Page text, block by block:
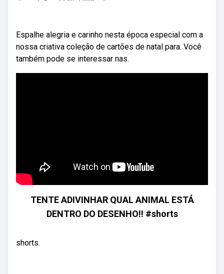
Espalhe alegria e carinho nesta época especial com a
nossa criativa coleção de cartões de natal para. Você
também pode se interessar nas.
TENTE ADIVINHAR QUAL ANIMAL ESTÁ
DENTRO DO DESENHO!! #shorts
shorts.